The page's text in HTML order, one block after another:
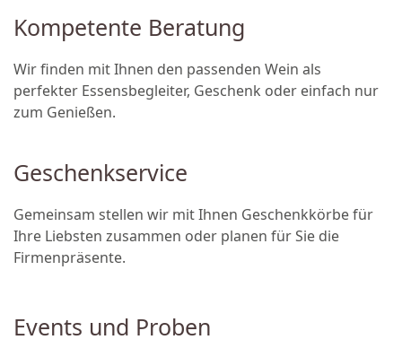
Kompetente Beratung
Wir finden mit Ihnen den passenden Wein als
perfekter Essensbegleiter, Geschenk oder einfach nur
zum Genießen.
Geschenkservice
Gemeinsam stellen wir mit Ihnen Geschenkkörbe für
Ihre Liebsten zusammen oder planen für Sie die
Firmenpräsente.
Events und Proben